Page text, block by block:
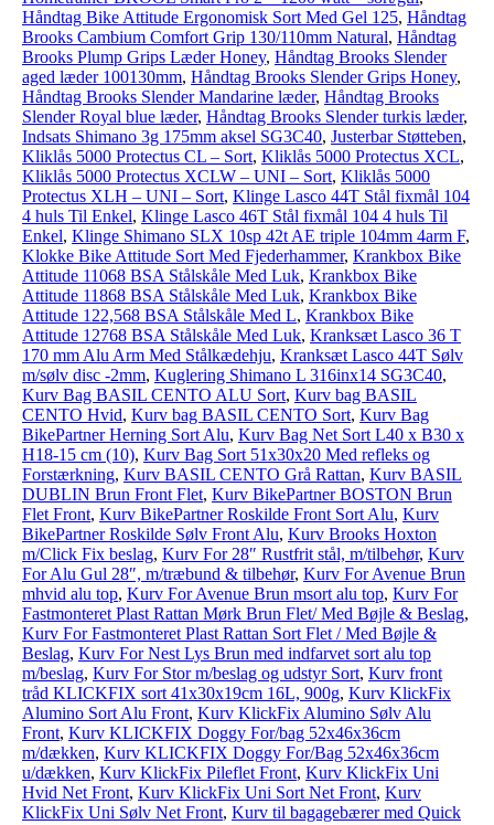
Håndtag Bike Attitude Ergonomisk Sort Med Gel 125, Håndtag
Brooks Cambium Comfort Grip 130/110mm Natural, Håndtag
Brooks Plump Grips Læder Honey, Håndtag Brooks Slender
aged læder 100130mm, Håndtag Brooks Slender Grips Honey,
Håndtag Brooks Slender Mandarine læder, Håndtag Brooks
Slender Royal blue læder, Håndtag Brooks Slender turkis læder,
Indsats Shimano 3g 175mm aksel SG3C40, Justerbar Støtteben,
Kliklås 5000 Protectus CL – Sort, Kliklås 5000 Protectus XCL,
Kliklås 5000 Protectus XCLW – UNI – Sort, Kliklås 5000
Protectus XLH – UNI – Sort, Klinge Lasco 44T Stål fixmål 104
4 huls Til Enkel, Klinge Lasco 46T Stål fixmål 104 4 huls Til
Enkel, Klinge Shimano SLX 10sp 42t AE triple 104mm 4arm F,
Klokke Bike Attitude Sort Med Fjederhammer, Krankbox Bike
Attitude 11068 BSA Stålskåle Med Luk, Krankbox Bike
Attitude 11868 BSA Stålskåle Med Luk, Krankbox Bike
Attitude 122,568 BSA Stålskåle Med L, Krankbox Bike
Attitude 12768 BSA Stålskåle Med Luk, Kranksæt Lasco 36 T
170 mm Alu Arm Med Stålkædehju, Kranksæt Lasco 44T Sølv
m/sølv disc -2mm, Kuglering Shimano L 316inx14 SG3C40,
Kurv Bag BASIL CENTO ALU Sort, Kurv bag BASIL
CENTO Hvid, Kurv bag BASIL CENTO Sort, Kurv Bag
BikePartner Herning Sort Alu, Kurv Bag Net Sort L40 x B30 x
H18-15 cm (10), Kurv Bag Sort 51x30x20 Med refleks og
Forstærkning, Kurv BASIL CENTO Grå Rattan, Kurv BASIL
DUBLIN Brun Front Flet, Kurv BikePartner BOSTON Brun
Flet Front, Kurv BikePartner Roskilde Front Sort Alu, Kurv
BikePartner Roskilde Sølv Front Alu, Kurv Brooks Hoxton
m/Click Fix beslag, Kurv For 28″ Rustfrit stål, m/tilbehør, Kurv
For Alu Gul 28″, m/træbund & tilbehør, Kurv For Avenue Brun
mhvid alu top, Kurv For Avenue Brun msort alu top, Kurv For
Fastmonteret Plast Rattan Mørk Brun Flet/ Med Bøjle & Beslag,
Kurv For Fastmonteret Plast Rattan Sort Flet / Med Bøjle &
Beslag, Kurv For Nest Lys Brun med indfarvet sort alu top
m/beslag, Kurv For Stor m/beslag og udstyr Sort, Kurv front
tråd KLICKFIX sort 41x30x19cm 16L, 900g, Kurv KlickFix
Alumino Sort Alu Front, Kurv KlickFix Alumino Sølv Alu
Front, Kurv KLICKFIX Doggy For/bag 52x46x36cm
m/dækken, Kurv KLICKFIX Doggy For/Bag 52x46x36cm
u/dækken, Kurv KlickFix Pileflet Front, Kurv KlickFix Uni
Hvid Net Front, Kurv KlickFix Uni Sort Net Front, Kurv
KlickFix Uni Sølv Net Front, Kurv til bagagebærer med Quick